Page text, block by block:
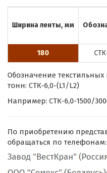
Ширина ленты, мм
180
Обозначение
тонн: СТК-6,0-(L1/L2)
Например: СТК-6,0-1500/
По приобретению
обращаться по телефонам: